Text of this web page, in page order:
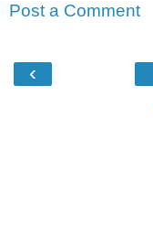
Post a Comment
‹